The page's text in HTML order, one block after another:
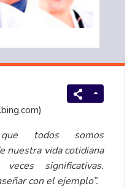
)
todos somos
nuestra vida cotidiana
significativas.
con el ejemplo”.